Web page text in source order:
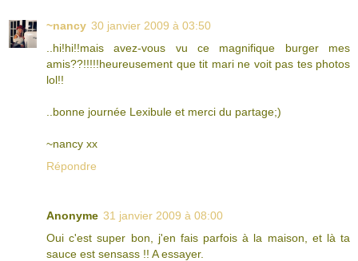
~nancy 30 janvier 2009 à 03:50
..hi!hi!!mais avez-vous vu ce magnifique burger mes
amis??!!!!!heureusement que tit mari ne voit pas tes photos
lol!!
..bonne journée Lexibule et merci du partage;)
~nancy xx
Répondre
Anonyme 31 janvier 2009 à 08:00
Oui c'est super bon, j'en fais parfois à la maison, et là ta
sauce est sensass !! A essayer.